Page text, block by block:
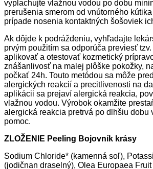
vyplachujte vlažnou vodou po dobu
prerušenia smerom od vnútorného
prípade nosenia kontaktných šošoviek
Ak dôjde k podráždeniu, vyhľadajte
prvým použitím sa odporúča previesť tzv.
aplikovať a otestovať kozmetický
znášanlivosť na malej plôške pokožky,
počkať 24h. Touto metódou sa môže
alergických reakcií a precitlivenosti na
aplikácii sa prejaví alergická reakcia,
vlažnou vodou. Výrobok okamžite
alergická reakcia pretrvá po dlhšiu dobu
pomoc.
ZLOŽENIE Peeling Bojovník krásy
Sodium Chloride* (kamenná soľ),
(jodičnan draselný), Olea Europaea